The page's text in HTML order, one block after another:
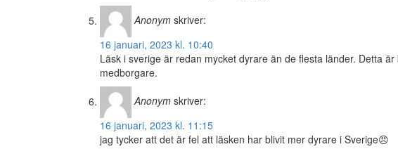
Anonym skriver:
16 januari, 2023 kl. 10:40
Läsk i sverige är redan mycket dyrare än de flesta länder. Detta
medborgare.
Anonym skriver:
16 januari, 2023 kl. 11:15
jag tycker att det är fel att läsken har blivit mer dyrare i Sverige😠